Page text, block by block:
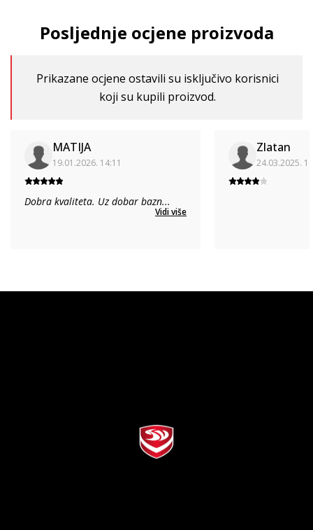
Posljednje ocjene proizvoda
Prikazane ocjene ostavili su isključivo korisnici
koji su kupili proizvod.
MATIJA
19.01.2026. 14:11
Dobra kvaliteta. Uz dobar bazn...
Vidi više
Zlatan
24.03.2025.